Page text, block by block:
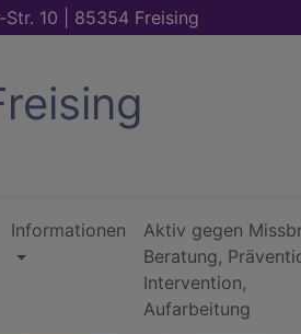
10 | 85354 Freising
Informationen
Aktiv gegen
Beratung,
Intervention,
Aufarbeitung